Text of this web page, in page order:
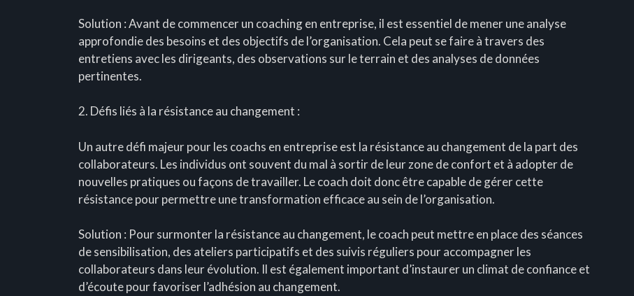
Solution : Avant de commencer un coaching en entreprise, il est essentiel de mener une analyse
approfondie des besoins et des objectifs de l’organisation. Cela peut se faire à travers des
entretiens avec les dirigeants, des observations sur le terrain et des analyses de données
pertinentes.
2. Défis liés à la résistance au changement :
Un autre défi majeur pour les coachs en entreprise est la résistance au changement de la part des
collaborateurs. Les individus ont souvent du mal à sortir de leur zone de confort et à adopter de
nouvelles pratiques ou façons de travailler. Le coach doit donc être capable de gérer cette
résistance pour permettre une transformation efficace au sein de l’organisation.
Solution : Pour surmonter la résistance au changement, le coach peut mettre en place des séances
de sensibilisation, des ateliers participatifs et des suivis réguliers pour accompagner les
collaborateurs dans leur évolution. Il est également important d’instaurer un climat de confiance et
d’écoute pour favoriser l’adhésion au changement.